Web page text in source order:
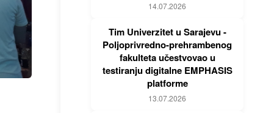
14.07.2026
Tim Univerzitet u Sarajevu -
Poljoprivredno-prehrambenog
fakulteta učestvovao u
testiranju digitalne EMPHASIS
platforme
13.07.2026